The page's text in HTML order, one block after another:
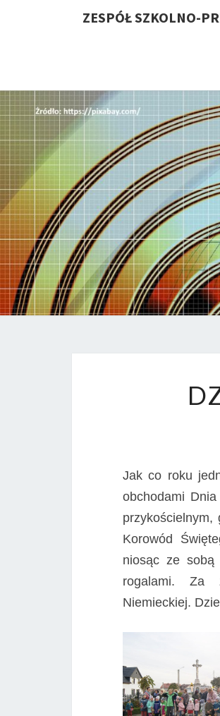
ZESPÓŁ SZKOLNO-
Jak co roku
obchodami
przykościelnym,
Korowód
niosąc ze sobą
rogalami. Za
Niemieckiej.